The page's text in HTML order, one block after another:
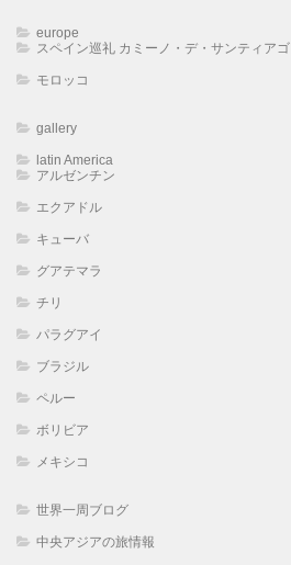
europe
スペイン巡礼 カミーノ・デ・サンティアゴ
モロッコ
gallery
latin America
アルゼンチン
エクアドル
キューバ
グアテマラ
チリ
パラグアイ
ブラジル
ペルー
ボリビア
メキシコ
世界一周ブログ
中央アジアの旅情報